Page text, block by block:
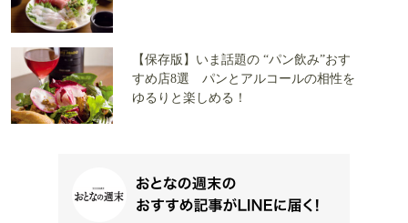
【保存版】いま話題の “パン飲み”おす
すめ店8選 パンとアルコールの相性を
ゆるりと楽しめる！